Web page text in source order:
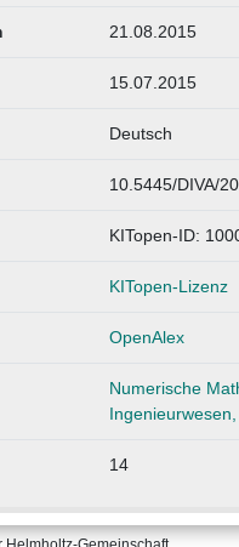
21.08.2015
15.07.2015
Deutsch
10.5445/DIVA/
KITopen-ID:
KITopen-Lizenz
OpenAlex
Numerische
14